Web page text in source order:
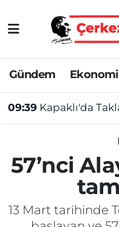
Gündem Ekonomi
09:39 Kapaklı'da
57’nci
13 Mart tarihinde
Asayiş
Ekonomi
Gündem
Kültür&Sanat
Manşet
Tekirdağ
Tekirdağ Hava
Tekirdağ
Tekirdağ Trafik
Süper Lig
Tüm Manşetler